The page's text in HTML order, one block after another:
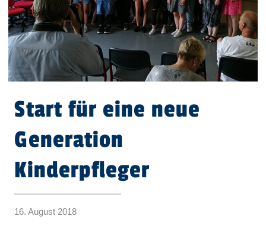
Start für eine neue
Generation
Kinderpfleger
16. August 2018